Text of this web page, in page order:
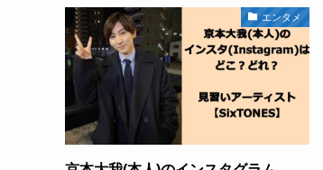
エンタメ